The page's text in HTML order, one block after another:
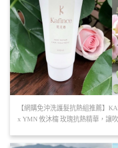
【網購免沖洗護髮抗熱組推薦】
x YMN 攸沐橣 玫瑰抗熱精華，讓